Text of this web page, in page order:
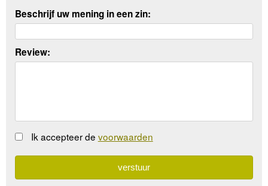
Beschrijf uw mening in een zin:
Review:
Ik accepteer de voorwaarden